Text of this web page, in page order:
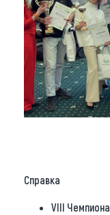
Справка
VIII